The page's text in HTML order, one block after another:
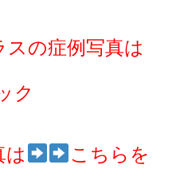
の症例写真は
ク
は こちらを